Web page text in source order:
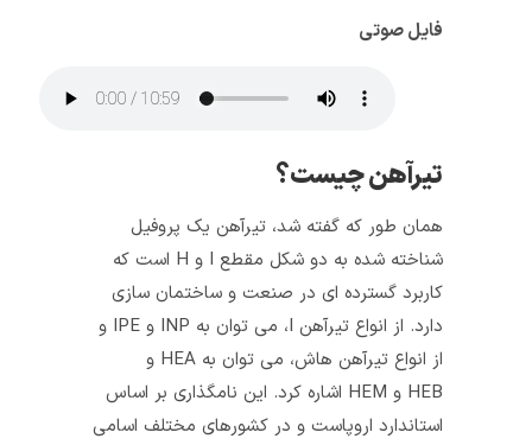
فایل صوتی
تیرآهن چیست؟
همان طور که گفته شد، تیرآهن یک پروفیل
شناخته شده به دو شکل مقطع I و H است که
کاربرد گسترده‌ ای در صنعت و ساختمان‌ سازی
دارد. از انواع تیرآهن I، می‌ توان به INP و IPE و
از انواع تیرآهن هاش، می‌ توان به HEA و
HEB و HEM اشاره کرد. این نامگذاری بر اساس
استاندارد اروپاست و در کشورهای مختلف اسامی